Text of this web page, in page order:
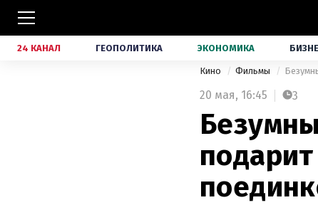
24 КАНАЛ ГЕОПОЛИТИКА ЭКОНОМИКА
Кино Фильмы
20 мая, 16:45 3